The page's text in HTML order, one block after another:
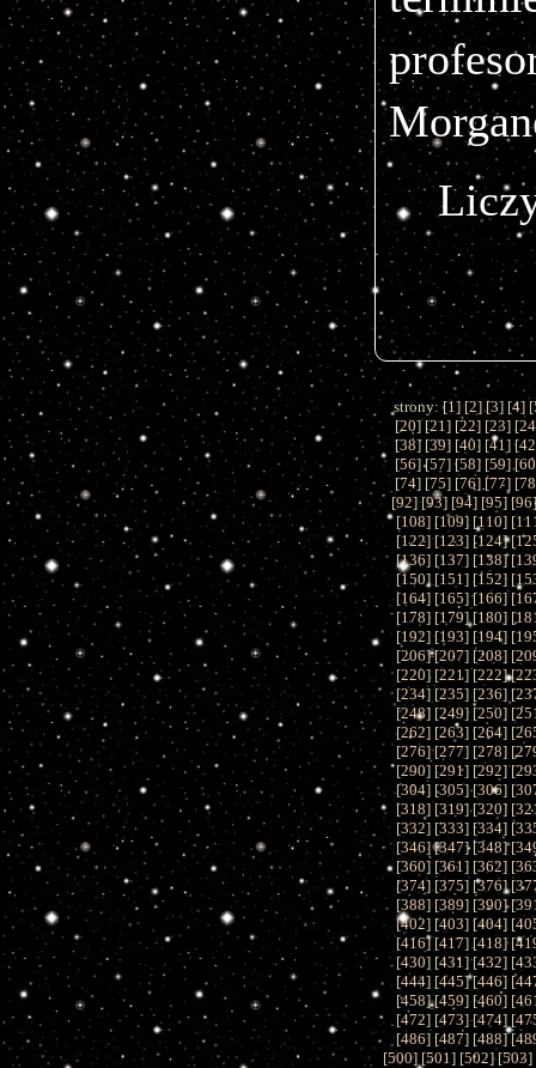
strony: [1] [2] [3] [4] [
[20] [21] [22] [23] [24
[38] [39] [40] [41] [42
[56] [57] [58] [59] [60
[74] [75] [76] [77] [78
[92] [93] [94] [95] [96
[108] [109] [110] [
[122] [123] [124] [
[136] [137] [138] [
[150] [151] [152] [
[164] [165] [166] [
[178] [179] [180] [
[192] [193] [194] [
[206] [207] [208] [
[220] [221] [222] [
[234] [235] [236] [
[248] [249] [250] [
[262] [263] [264] [
[276] [277] [278] [
[290] [291] [292] [
[304] [305] [306] [
[318] [319] [320] [
[332] [333] [334] [
[346] [347] [348] [
[360] [361] [362] [
[374] [375] [376] [
[388] [389] [390] [
[402] [403] [404] [
[416] [417] [418] [
[430] [431] [432] [
[444] [445] [446] [
[458] [459] [460] [
[472] [473] [474] [
[486] [487] [488] [
[500] [501] [502] [503]